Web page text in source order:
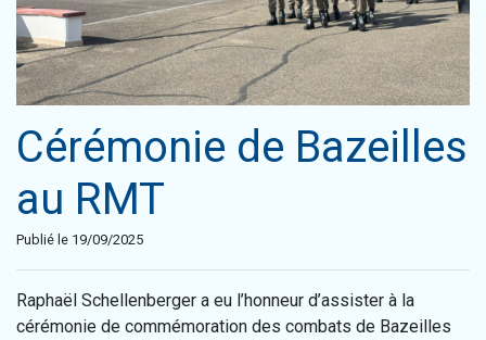
Cérémonie de Bazeilles
au RMT
Publié le 19/09/2025
Raphaël Schellenberger a eu l’honneur d’assister à la
cérémonie de commémoration des combats de Bazeilles